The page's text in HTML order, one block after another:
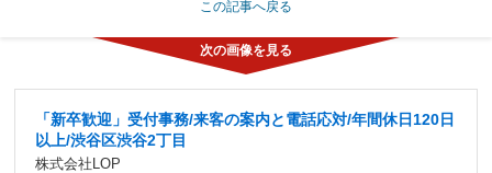
この記事へ戻る
「新卒歓迎」受付事務/来客の案内と電話応対/年間休日120日
以上/渋谷区渋谷2丁目
株式会社LOP